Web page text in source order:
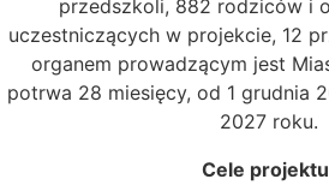
przedszkoli, 882 rodziców i
uczestniczących w projekcie, 12
organem prowadzącym jest
potrwa 28 miesięcy, od 1 grudnia
2027 roku.
Cele